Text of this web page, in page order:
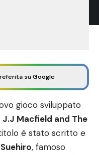
su Google
gioco sviluppato
J.J Macfield and The
è stato scritto e
, famoso